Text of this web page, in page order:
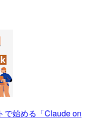
で始める「Claude on